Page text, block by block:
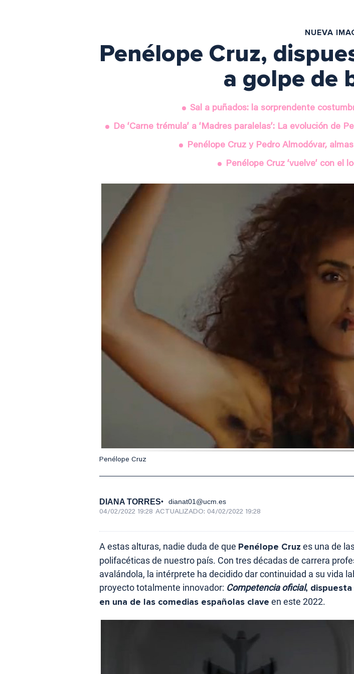
NUEVA
Penélope Cruz,
a golpe de
Sal a puñados: la sorprendente
De ‘Carne trémula’ a ‘Madres paralelas’: La evolución de
Penélope Cruz y Pedro Almodóvar,
Penélope Cruz ‘vuelve’ con el
Penélope Cruz
DIANA TORRES dianat01@ucm.es
04/02/2022 19:28 ACTUALIZADO: 04/02/2022 19:28
A estas alturas, nadie duda de que Penélope Cruz es una de
polifacéticas de nuestro país. Con tres décadas de carrera
avalándola, la intérprete ha decidido dar continuidad a su vida
proyecto totalmente innovador: Competencia oficial,
en una de las comedias españolas clave en este 2022.